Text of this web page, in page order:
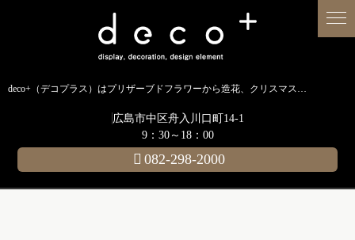
deco+（デコプラス）はプリザーブドフラワーから造花、クリスマス装飾、イルミネーションに至るまで扱う広島のディスプレイ専門ショップです。
広島市中区舟入川口町14-1
9：30～18：00
082-298-2000